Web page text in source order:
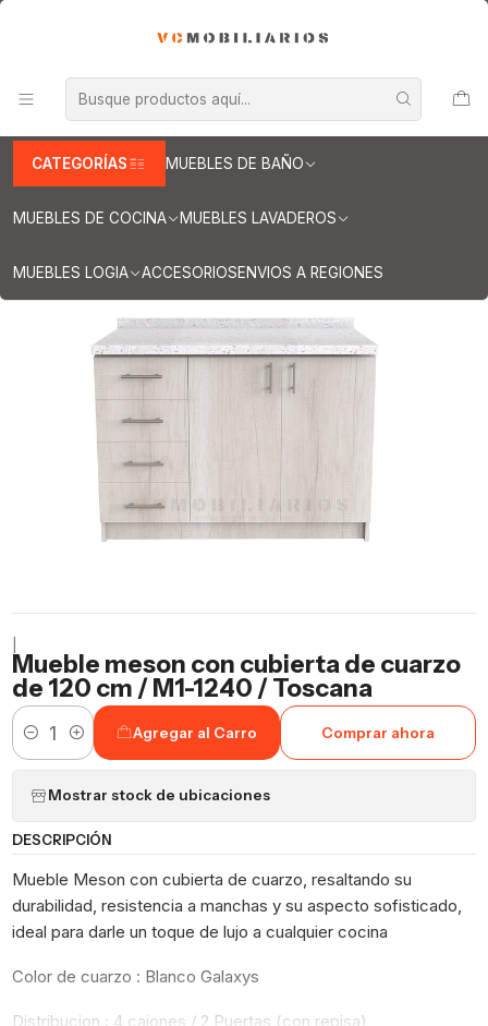
CATEGORÍAS MUEBLES DE BAÑO
MUEBLES DE COCINA MUEBLES LAVADEROS
MUEBLES LOGIA ACCESORIOSENVIOS A REGIONES
Mueble tipo Mesón de 120 cm
Mueble meson con cubierta de cuarzo de 120 cm / M1-1240 /
Toscana
Mueble meson con cubierta de cuarzo
de 120 cm / M1-1240 / Toscana
Cantidad
Agregar al Carro Comprar ahora
Mostrar stock de ubicaciones
DESCRIPCIÓN
Mueble Meson con cubierta de cuarzo, resaltando su
durabilidad, resistencia a manchas y su aspecto sofisticado,
ideal para darle un toque de lujo a cualquier cocina
Color de cuarzo : Blanco Galaxys
Distribucion : 4 cajones / 2 Puertas (con repisa)